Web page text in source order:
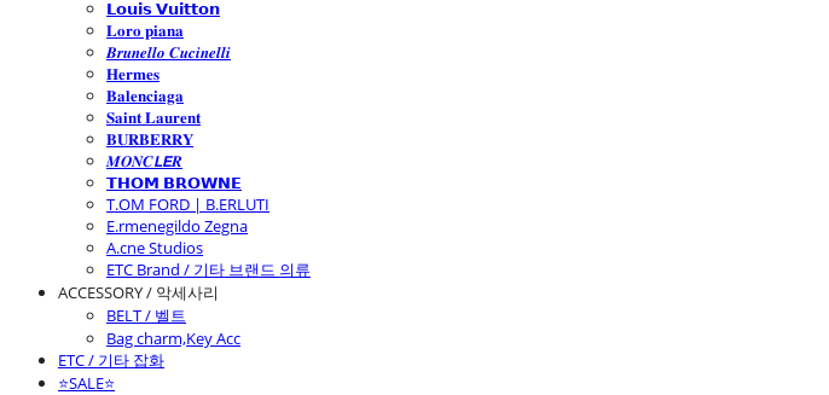
𝗟𝗼𝘂𝗶𝘀 𝗩𝘂𝗶𝘁𝘁𝗼𝗻
𝐋𝐨𝐫𝐨 𝐩𝐢𝐚𝐧𝐚
𝑩𝒓𝒖𝒏𝒆𝒍𝒍𝒐 𝑪𝒖𝒄𝒊𝒏𝒆𝒍𝒍𝒊
𝐇𝐞𝐫𝐦𝐞𝐬
𝐁𝐚𝐥𝐞𝐧𝐜𝐢𝐚𝐠𝐚
𝐒𝐚𝐢𝐧𝐭 𝐋𝐚𝐮𝐫𝐞𝐧𝐭
𝐁𝐔𝐑𝐁𝐄𝐑𝐑𝐘
𝑴𝑶𝑵𝑪𝙇𝙀𝑹
𝗧𝗛𝗢𝗠 𝗕𝗥𝗢𝗪𝗡𝗘
T.OM FORD | B.ERLUTI
E.rmenegildo Zegna
A.cne Studios
ETC Brand / 기타 브랜드 의류
ACCESSORY / 악세사리
BELT / 벨트
Bag charm,Key Acc
ETC / 기타 잡화
⭐SALE⭐